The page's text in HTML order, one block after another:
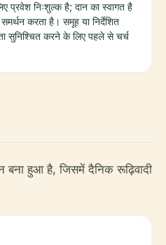
प्रवेश निःशुल्क है; दान का स्वागत है
करता है। समूह या निर्देशित
सुनिश्चित करने के लिए पहले से चर्च
बना हुआ है, जिसमें दैनिक रूढ़िवादी